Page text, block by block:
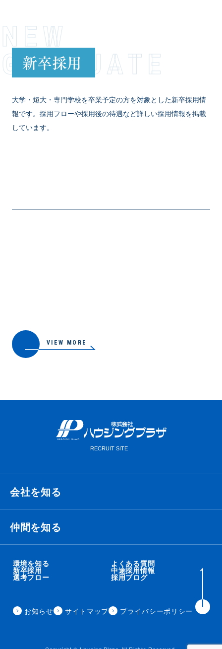
NEW
GRADUATE
新卒採用
大学・短大・専門学校を卒業予定の方を対象とした新卒採用情
報です。採用フローや採用後の待遇など詳しい採用情報を掲載
しています。
VIEW MORE
会社を知る
経営理念・ビジョン・ミッション
職種紹介
事業内容
仲間を知る
衛藤 侑也
住田 秀昭
環境を知る よくある質問
新卒採用 中途採用情報
選考フロー 採用ブログ
お知らせ サイトマップ プライバシーポリシー